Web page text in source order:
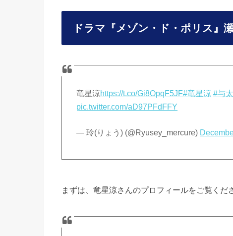
ドラマ『メゾン・ド・ポリス』
竜星涼https://t.co/Gi8OpqF5JF#竜星涼 #与
pic.twitter.com/aD97PFdFFY
— 玲(りょう) (@Ryusey_mercure)
まずは、竜星涼さんのプロフィールをご覧くだ